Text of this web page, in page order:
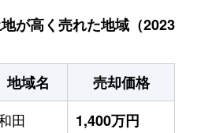
が高く売れた地域（2023
地域名
売却価格
田
1,400万円